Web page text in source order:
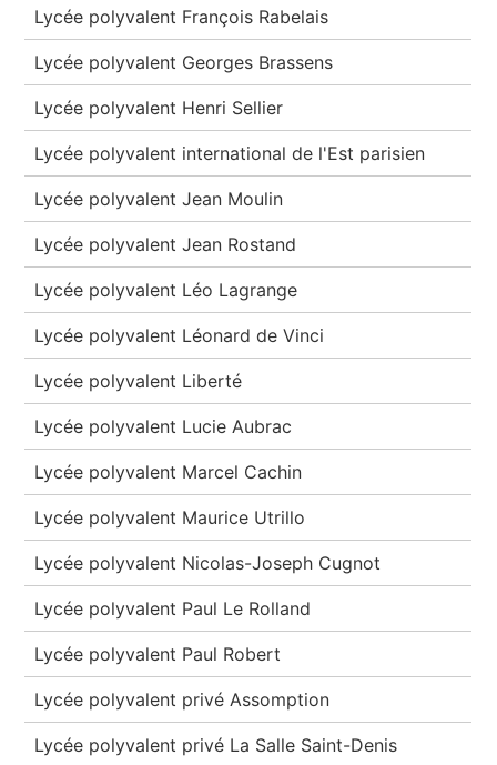
Lycée polyvalent François Rabelais
Lycée polyvalent Georges Brassens
Lycée polyvalent Henri Sellier
Lycée polyvalent international de l'Est parisien
Lycée polyvalent Jean Moulin
Lycée polyvalent Jean Rostand
Lycée polyvalent Léo Lagrange
Lycée polyvalent Léonard de Vinci
Lycée polyvalent Liberté
Lycée polyvalent Lucie Aubrac
Lycée polyvalent Marcel Cachin
Lycée polyvalent Maurice Utrillo
Lycée polyvalent Nicolas-Joseph Cugnot
Lycée polyvalent Paul Le Rolland
Lycée polyvalent Paul Robert
Lycée polyvalent privé Assomption
Lycée polyvalent privé La Salle Saint-Denis